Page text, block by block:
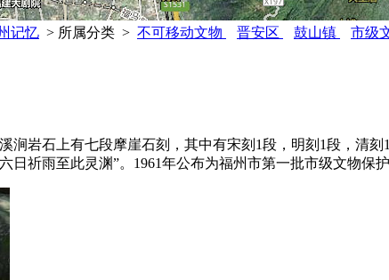
记忆 > 所属分类 > 不可移动文物 晋安区 鼓山镇 市级
涧岩石上有七段摩崖石刻，其中有宋刻1段，明刻1段，清
祈雨至此灵渊”。1961年公布为福州市第一批市级文物保护